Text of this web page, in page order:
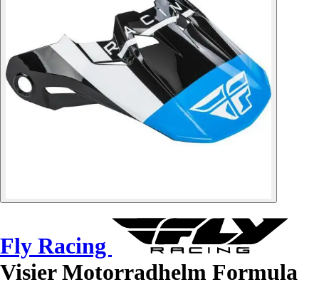
Fly Racing
Visier Motorradhelm Formula